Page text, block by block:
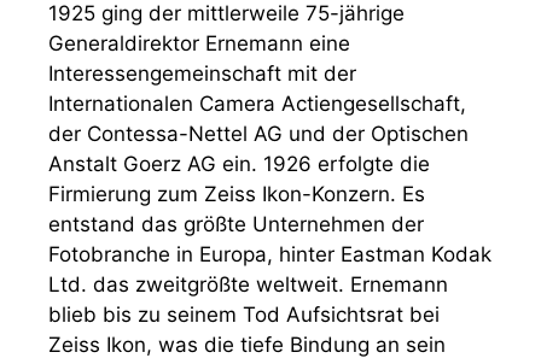
1925 ging der mittlerweile 75-jährige
Generaldirektor Ernemann eine
Interessengemeinschaft mit der
Internationalen Camera Actiengesellschaft,
der Contessa-Nettel AG und der Optischen
Anstalt Goerz AG ein. 1926 erfolgte die
Firmierung zum Zeiss Ikon-Konzern. Es
entstand das größte Unternehmen der
Fotobranche in Europa, hinter Eastman Kodak
Ltd. das zweitgrößte weltweit. Ernemann
blieb bis zu seinem Tod Aufsichtsrat bei
Zeiss Ikon, was die tiefe Bindung an sein